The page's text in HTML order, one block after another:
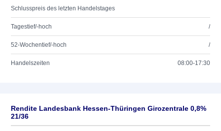
Schlusspreis des letzten Handelstages
Tagestief/-hoch /
52-Wochentief/-hoch /
Handelszeiten 08:00-17:30
Rendite Landesbank Hessen-Thüringen Girozentrale 0,8%
21/36